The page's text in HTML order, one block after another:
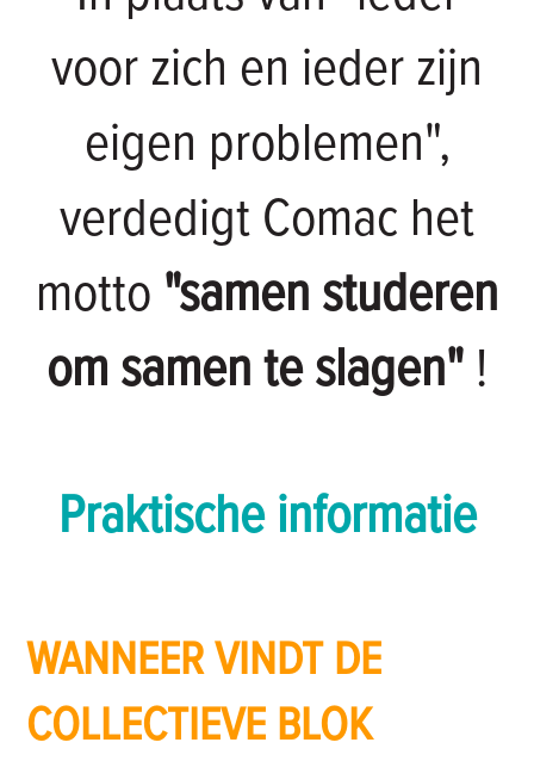
voor zich en ieder zijn
eigen problemen",
verdedigt Comac het
motto "samen studeren
om samen te slagen" !
Praktische informatie
WANNEER VINDT DE
COLLECTIEVE BLOK